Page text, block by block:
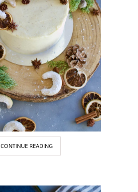
CONTINUE READING